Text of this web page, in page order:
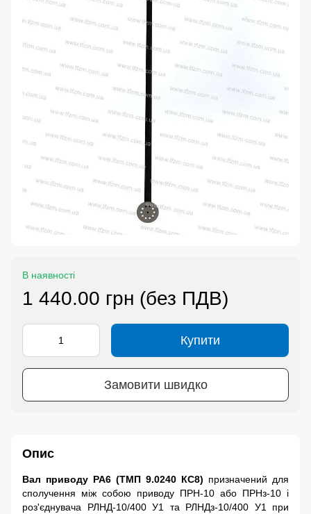
В наявності
1 440.00 грн (без ПДВ)
Купити
Замовити швидко
Опис
Вал приводу РА6 (ТМП 9.0240 КС8) призначений для
сполучення між собою приводу ПРН-10 або ПРНз-10 і
роз'єднувача РЛНД-10/400 У1 та РЛНДз-10/400 У1 при